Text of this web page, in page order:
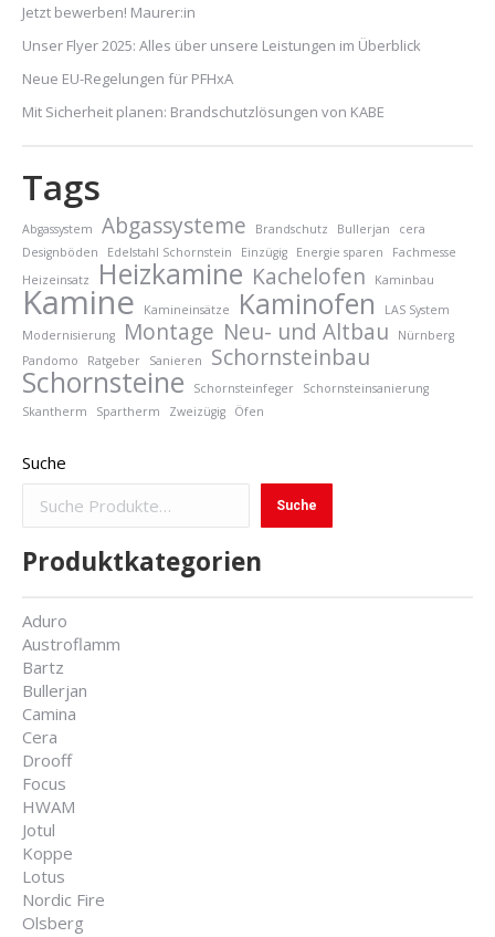
Jetzt bewerben! Maurer:in
Unser Flyer 2025: Alles über unsere Leistungen im Überblick
Neue EU-Regelungen für PFHxA
Mit Sicherheit planen: Brandschutzlösungen von KABE
Tags
Abgassystem Abgassysteme Brandschutz Bullerjan
cera
Designböden
Edelstahl Schornstein Einzügig Energie sparen
Fachmesse
Heizeinsatz
Heizkamine Kachelofen Kaminbau
Kamine Kamineinsätze Kaminofen
LAS System
Modernisierung
Montage Neu- und Altbau
Nürnberg
Pandomo
Ratgeber Sanieren Schornsteinbau
Schornsteine Schornsteinfeger
Schornsteinsanierung
Skantherm
Spartherm Zweizügig Öfen
Suche
Suche
Produktkategorien
Aduro
Austroflamm
Bartz
Bullerjan
Camina
Cera
Drooff
Focus
HWAM
Jotul
Koppe
Lotus
Nordic Fire
Olsberg